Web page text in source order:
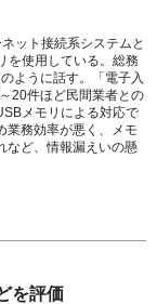
ット接続系システムと
を使用している。総務
ように話す。「電子入
20件ほど民間業者との
メモリによる対応で
業務効率が悪く、メモ
など、情報漏えいの懸
を評価